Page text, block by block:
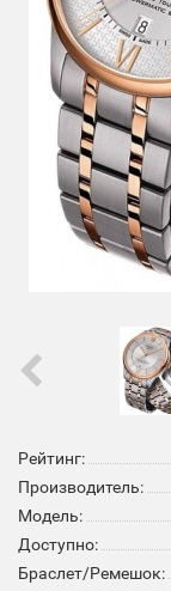
Рейтинг:
Производитель:
Модель:
Доступно:
Браслет/Ремешок: